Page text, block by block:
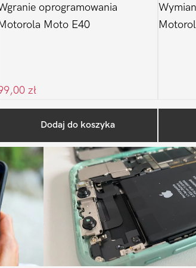
oprogramowania
Motorola Moto E40
zł
Dodaj do koszykaOstatnio na